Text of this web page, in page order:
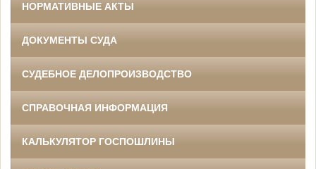
НОРМАТИВНЫЕ АКТЫ
ДОКУМЕНТЫ СУДА
СУДЕБНОЕ ДЕЛОПРОИЗВОДСТВО
СПРАВОЧНАЯ ИНФОРМАЦИЯ
КАЛЬКУЛЯТОР ГОСПОШЛИНЫ